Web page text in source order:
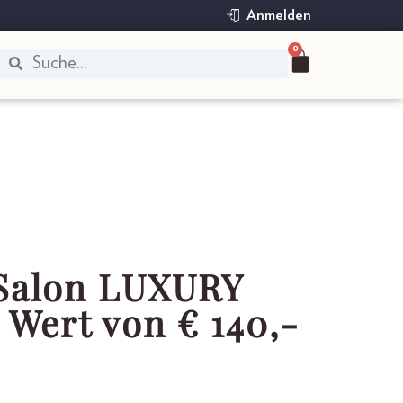
Anmelden
0
LUXURY
von € 140,-